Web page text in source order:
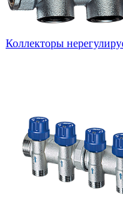
Коллекторы